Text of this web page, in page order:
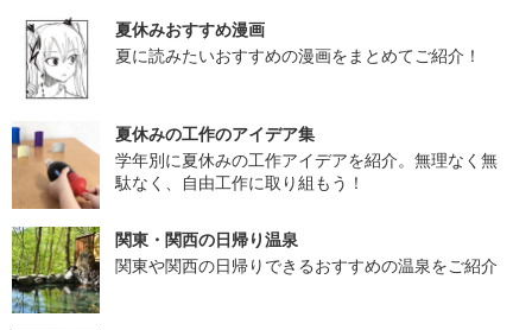
夏休みおすすめ漫画
夏に読みたいおすすめの漫画をまとめてご紹介！
夏休みの工作のアイデア集
学年別に夏休みの工作アイデアを紹介。無理なく無
駄なく、自由工作に取り組もう！
関東・関西の日帰り温泉
関東や関西の日帰りできるおすすめの温泉をご紹介